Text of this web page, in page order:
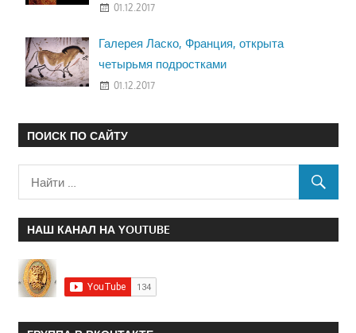
01.12.2017
Галерея Ласко, Франция, открыта
четырьмя подростками
01.12.2017
ПОИСК ПО САЙТУ
НАШ КАНАЛ НА YOUTUBE